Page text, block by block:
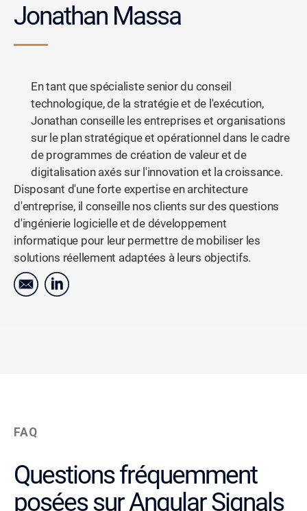
Jonathan Massa
En tant que spécialiste senior du conseil
technologique, de la stratégie et de l'exécution,
Jonathan conseille les entreprises et organisations
sur le plan stratégique et opérationnel dans le cadre
de programmes de création de valeur et de
digitalisation axés sur l'innovation et la croissance.
Disposant d'une forte expertise en architecture
d'entreprise, il conseille nos clients sur des questions
d'ingénierie logicielle et de développement
informatique pour leur permettre de mobiliser les
solutions réellement adaptées à leurs objectifs.
FAQ
Questions fréquemment
posées sur Angular Signals